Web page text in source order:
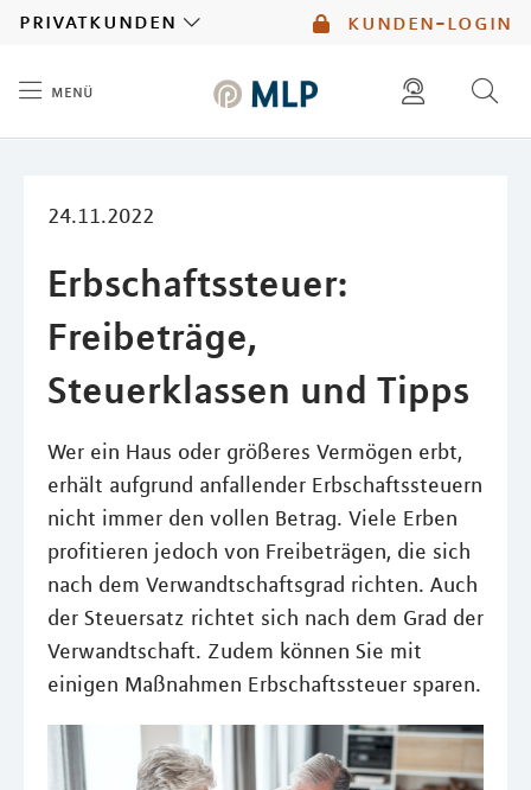
kunden-login
privatkunden
menü
24.11.2022
Erbschaftssteuer:
Freibeträge,
Steuerklassen und Tipps
Wer ein Haus oder größeres Vermögen erbt,
erhält aufgrund anfallender Erbschaftssteuern
nicht immer den vollen Betrag. Viele Erben
profitieren jedoch von Freibeträgen, die sich
nach dem Verwandtschaftsgrad richten. Auch
der Steuersatz richtet sich nach dem Grad der
Verwandtschaft. Zudem können Sie mit
einigen Maßnahmen Erbschaftssteuer sparen.